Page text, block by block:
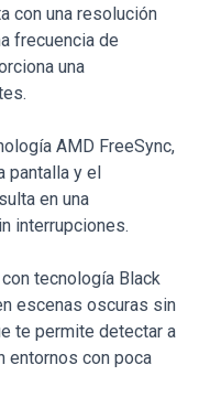
con una resolución
frecuencia de
una
AMD FreeSync,
pantalla y el
en una
interrupciones.
tecnología Black
escenas oscuras sin
te permite detectar a
entornos con poca